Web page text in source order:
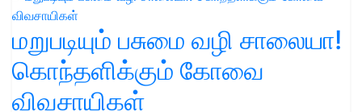
மறுபடியும் பசுமை வழி சாலையா!
கொந்தளிக்கும் கோவை
விவசாயிகள்